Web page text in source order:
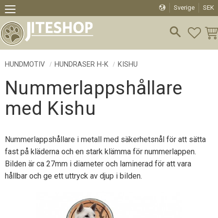
Meny
Sverige SEK
HUNDMOTIV HUNDRASER H-K KISHU
Nummerlappshållare
med Kishu
Nummerlappshållare i metall med säkerhetsnål för att sätta
fast på kläderna och en stark klämma för nummerlappen.
Bilden är ca 27mm i diameter och laminerad för att vara
hållbar och ge ett uttryck av djup i bilden.